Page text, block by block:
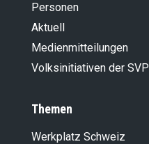
Personen
Aktuell
Medienmitteilungen
Volksinitiativen der SVP
Themen
Werkplatz Schweiz